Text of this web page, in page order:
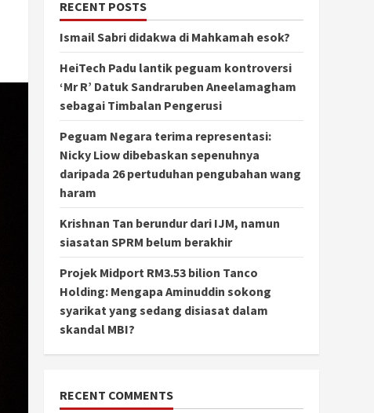
RECENT POSTS
Ismail Sabri didakwa di Mahkamah esok?
HeiTech Padu lantik peguam kontroversi
‘Mr R’ Datuk Sandraruben Aneelamagham
sebagai Timbalan Pengerusi
Peguam Negara terima representasi:
Nicky Liow dibebaskan sepenuhnya
daripada 26 pertuduhan pengubahan wang
haram
Krishnan Tan berundur dari IJM, namun
siasatan SPRM belum berakhir
Projek Midport RM3.53 bilion Tanco
Holding: Mengapa Aminuddin sokong
syarikat yang sedang disiasat dalam
skandal MBI?
RECENT COMMENTS